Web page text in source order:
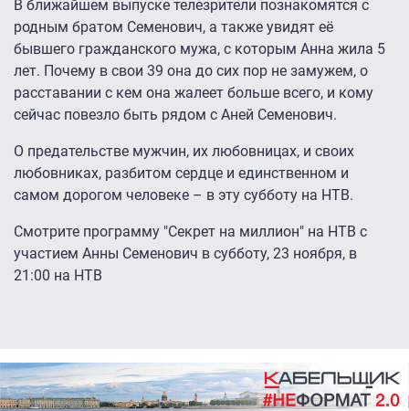
В ближайшем выпуске телезрители познакомятся с
родным братом Семенович, а также увидят её
бывшего гражданского мужа, с которым Анна жила 5
лет. Почему в свои 39 она до сих пор не замужем, о
расставании с кем она жалеет больше всего, и кому
сейчас повезло быть рядом с Аней Семенович.
О предательстве мужчин, их любовницах, и своих
любовниках, разбитом сердце и единственном и
самом дорогом человеке – в эту субботу на НТВ.
Смотрите программу "Секрет на миллион" на НТВ с
участием Анны Семенович в субботу, 23 ноября, в
21:00 на НТВ